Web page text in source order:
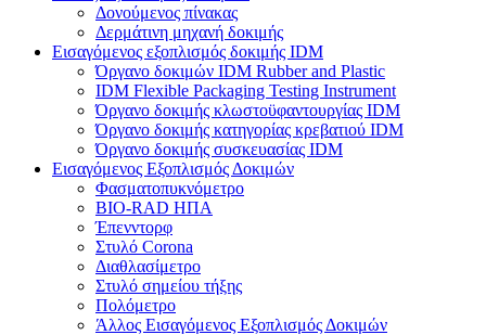
Δονούμενος πίνακας
Δερμάτινη μηχανή δοκιμής
Εισαγόμενος εξοπλισμός δοκιμής IDM
Όργανο δοκιμών IDM Rubber and Plastic
IDM Flexible Packaging Testing Instrument
Όργανο δοκιμής κλωστοϋφαντουργίας IDM
Όργανο δοκιμής κατηγορίας κρεβατιού IDM
Όργανο δοκιμής συσκευασίας IDM
Εισαγόμενος Εξοπλισμός Δοκιμών
Φασματοπυκνόμετρο
BIO-RAD ΗΠΑ
Έπενντορφ
Στυλό Corona
Διαθλασίμετρο
Στυλό σημείου τήξης
Πολόμετρο
Άλλος Εισαγόμενος Εξοπλισμός Δοκιμών